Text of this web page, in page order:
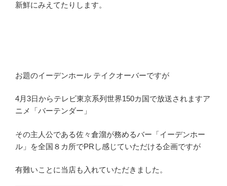
新鮮にみえてたりします。
お題のイーデンホール テイクオーバーですが
4月3日からテレビ東京系列世界150カ国で放送されますア
ニメ「バーテンダー」
その主人公である佐々倉溜が務めるバー「イーデンホー
ル」を全国８カ所でPRし感じていただける企画ですが
有難いことに当店も入れていただきました。